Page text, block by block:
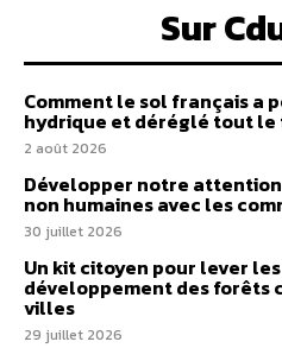
Sur
Comment le sol français a
hydrique et déréglé tout
2 août 2026
Développer notre
non humaines avec les
30 juillet 2026
Un kit citoyen pour lever
développement des forêts
villes
29 juillet 2026